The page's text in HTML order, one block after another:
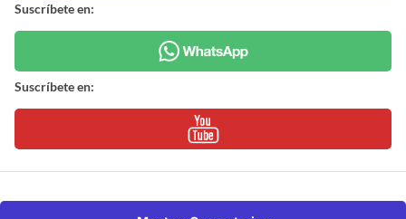
Suscríbete en:
Suscríbete en: